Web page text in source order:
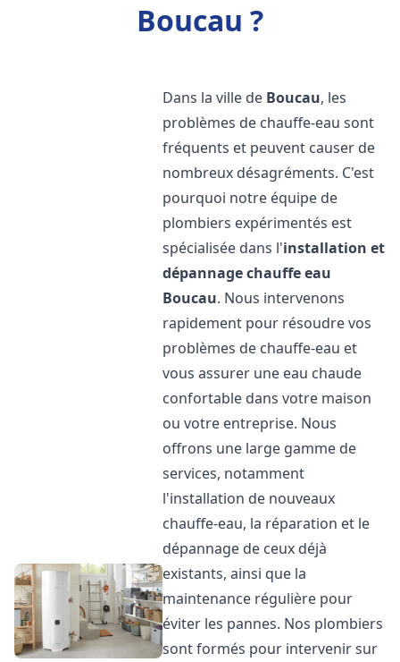
Boucau ?
Dans la ville de Boucau, les
problèmes de chauffe-eau sont
fréquents et peuvent causer de
nombreux désagréments. C'est
pourquoi notre équipe de
plombiers expérimentés est
spécialisée dans l'installation et
dépannage chauffe eau
Boucau. Nous intervenons
rapidement pour résoudre vos
problèmes de chauffe-eau et
vous assurer une eau chaude
confortable dans votre maison
ou votre entreprise. Nous
offrons une large gamme de
services, notamment
l'installation de nouveaux
chauffe-eau, la réparation et le
dépannage de ceux déjà
existants, ainsi que la
maintenance régulière pour
éviter les pannes. Nos plombiers
sont formés pour intervenir sur